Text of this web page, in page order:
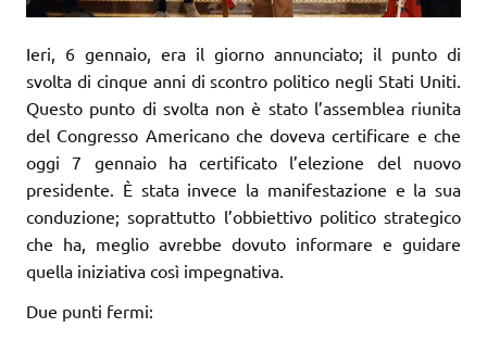
Ieri, 6 gennaio, era il giorno annunciato; il punto di
svolta di cinque anni di scontro politico negli Stati Uniti.
Questo punto di svolta non è stato l’assemblea riunita
del Congresso Americano che doveva certificare e che
oggi 7 gennaio ha certificato l’elezione del nuovo
presidente. È stata invece la manifestazione e la sua
conduzione; soprattutto l’obbiettivo politico strategico
che ha, meglio avrebbe dovuto informare e guidare
quella iniziativa così impegnativa.
Due punti fermi: